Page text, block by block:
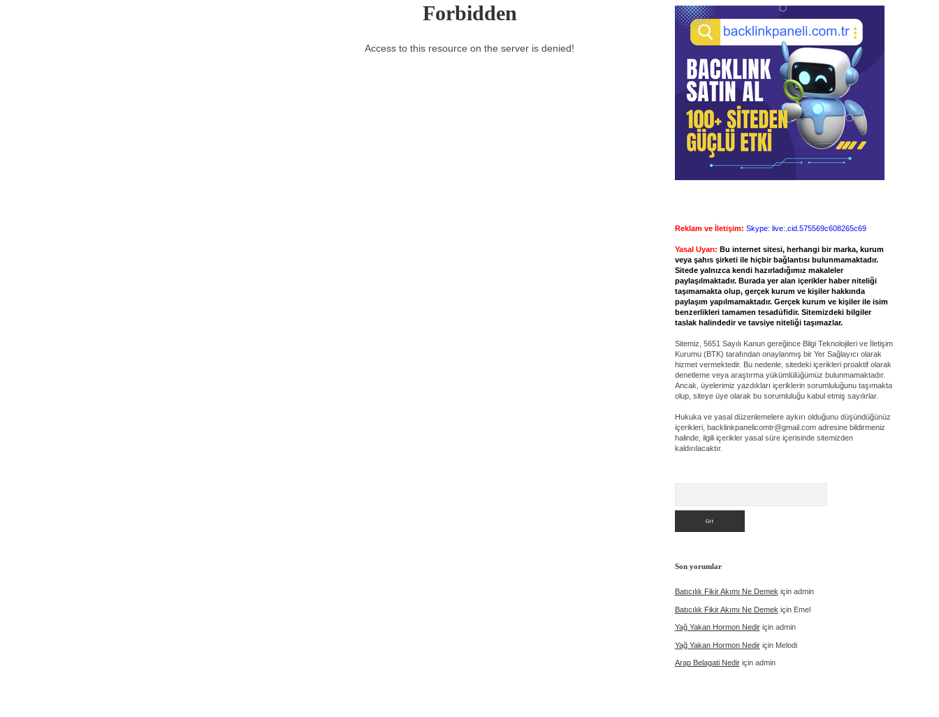
Reklam ve İletişim: Skype: live:.cid.575569c608265c69
Yasal Uyarı: Bu internet sitesi, herhangi bir marka, kurum
veya şahıs şirketi ile hiçbir bağlantısı bulunmamaktadır.
Sitede yalnızca kendi hazırladığımız makaleler
paylaşılmaktadır. Burada yer alan içerikler haber niteliği
taşımamakta olup, gerçek kurum ve kişiler hakkında
paylaşım yapılmamaktadır. Gerçek kurum ve kişiler ile isim
benzerlikleri tamamen tesadüfidir. Sitemizdeki bilgiler
taslak halindedir ve tavsiye niteliği taşımazlar.
Sitemiz, 5651 Sayılı Kanun gereğince Bilgi Teknolojileri ve İletişim
Kurumu (BTK) tarafından onaylanmış bir Yer Sağlayıcı olarak
hizmet vermektedir. Bu nedenle, sitedeki içerikleri proaktif olarak
denetleme veya araştırma yükümlülüğümüz bulunmamaktadır.
Ancak, üyelerimiz yazdıkları içeriklerin sorumluluğunu taşımakta
olup, siteye üye olarak bu sorumluluğu kabul etmiş sayılırlar.
Hukuka ve yasal düzenlemelere aykırı olduğunu düşündüğünüz
içerikleri, backlinkpanelicomtr@gmail.comadresine bildirmeniz
halinde, ilgili içerikler yasal süre içerisinde sitemizden
kaldırılacaktır.
Son yorumlar
Batıcılık Fikir Akımı Ne Demek için admin
Batıcılık Fikir Akımı Ne Demek için Emel
Yağ Yakan Hormon Nediriçin admin
Yağ Yakan Hormon Nediriçin Melodi
Arap Belagati Nediriçin admin
Forbidden
Access to this resource on the server is denied!